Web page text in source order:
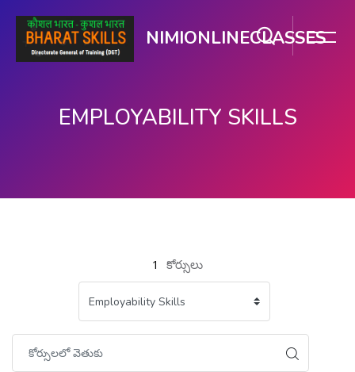
NIMIONLINECLASSES
EMPLOYABILITY SKILLS
1 కోర్సులు